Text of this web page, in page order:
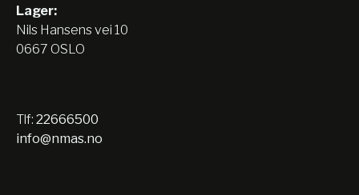
Lager:
Nils Hansens vei 10
0667 OSLO
Tlf: 22666500
info@nmas.no